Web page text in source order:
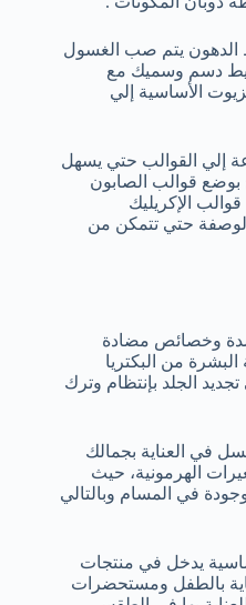
الدهون يتم صب الغسول
دسم وسميك مع
الأساسية إلي
إلي القوالب حتي يسهل
قوالب الصابون
الإكريليك
الوصفة حتي تتمكن من
وخصائص مضادة
من البكتريا
الجلد بإنتظام وترك
في العناية بجمالك
الهرمونية، حيث
في المسام وبالتالي
يدخل في منتجات
بالطفل ومستحضرات